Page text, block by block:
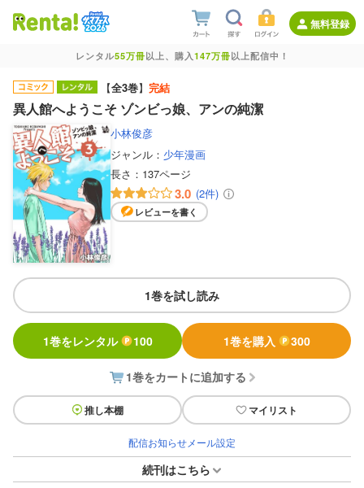
無料登録
レンタル55万冊以上、購入147万冊以上配信中！
【全3巻】 完結
異人館へようこそ ゾンビっ娘、アンの純潔
小林俊彦
ジャンル： 少年漫画
長さ： 137ページ
3.0 (2件)
レビューを書く
1巻を試し読み
1巻をレンタル 100 1巻を購入 300
1巻をカートに追加する
推し本棚 マイリスト
配信お知らせメール設定
続刊はこちら